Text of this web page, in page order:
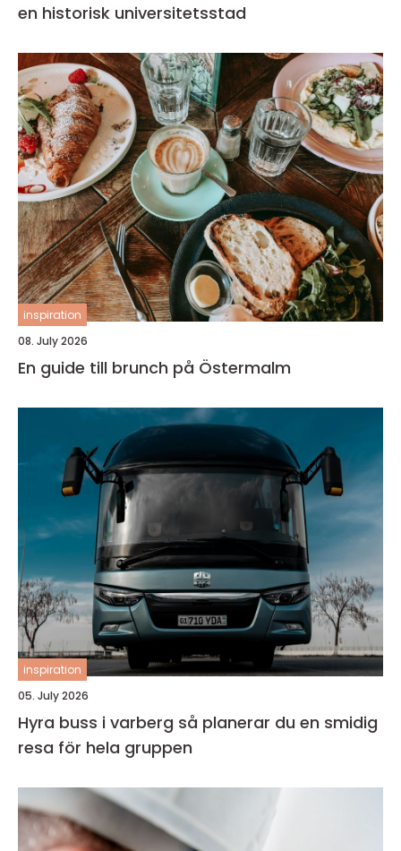
en historisk universitetsstad
inspiration
08. July 2026
En guide till brunch på Östermalm
inspiration
05. July 2026
Hyra buss i varberg så planerar du en smidig
resa för hela gruppen